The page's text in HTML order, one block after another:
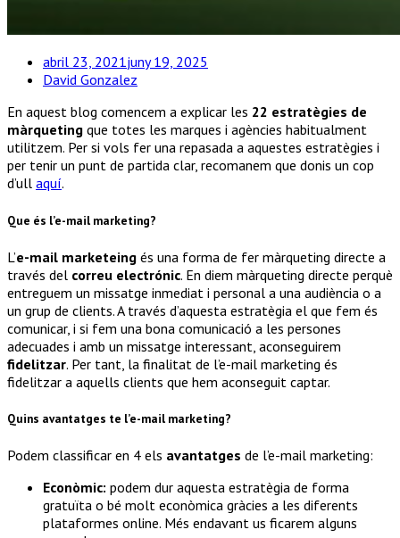
abril 23, 2021juny 19, 2025
David Gonzalez
En aquest blog comencem a explicar les 22 estratègies de
màrqueting que totes les marques i agències habitualment
utilitzem. Per si vols fer una repasada a aquestes estratègies i
per tenir un punt de partida clar, recomanem que donis un cop
d’ull aquí.
Que és l’e-mail marketing?
L’e-mail marketeing és una forma de fer màrqueting directe a
través del correu electrónic. En diem màrqueting directe perquè
entreguem un missatge inmediat i personal a una audiència o a
un grup de clients. A través d’aquesta estratègia el que fem és
comunicar, i si fem una bona comunicació a les persones
adecuades i amb un missatge interessant, aconseguirem
fidelitzar. Per tant, la finalitat de l’e-mail marketing és
fidelitzar a aquells clients que hem aconseguit captar.
Quins avantatges te l’e-mail marketing?
Podem classificar en 4 els avantatges de l’e-mail marketing:
Econòmic: podem dur aquesta estratègia de forma
gratuïta o bé molt econòmica gràcies a les diferents
plataformes online. Més endavant us ficarem alguns